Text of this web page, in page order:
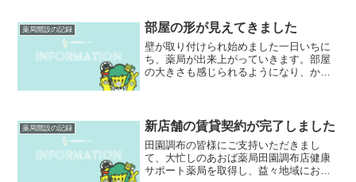
て何？無料で測定...
薬局開設の記録 部屋の形が見えてきました
壁が取り付けられ始めました一日いちに
ち、薬局が出来上がっていきます。部屋
の大きさも感じられるようになり、かな
紙が張られていきます。...
薬局開設の記録 新店舗の賃貸契約が完了しました
田園調布の皆様にご支持いただきまし
て、大忙しのあおば薬局田園調布店健康
サポート薬局を取得し、益々地域にお住